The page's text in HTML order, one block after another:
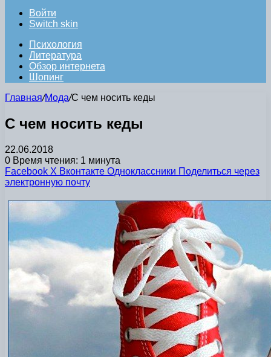
Войти
Switch skin
Психология
Литература
Обзор интернета
Шопинг
Главная/Мода/С чем носить кеды
С чем носить кеды
22.06.2018
0 Время чтения: 1 минута
Facebook X Вконтакте Одноклассники Поделиться через
электронную почту